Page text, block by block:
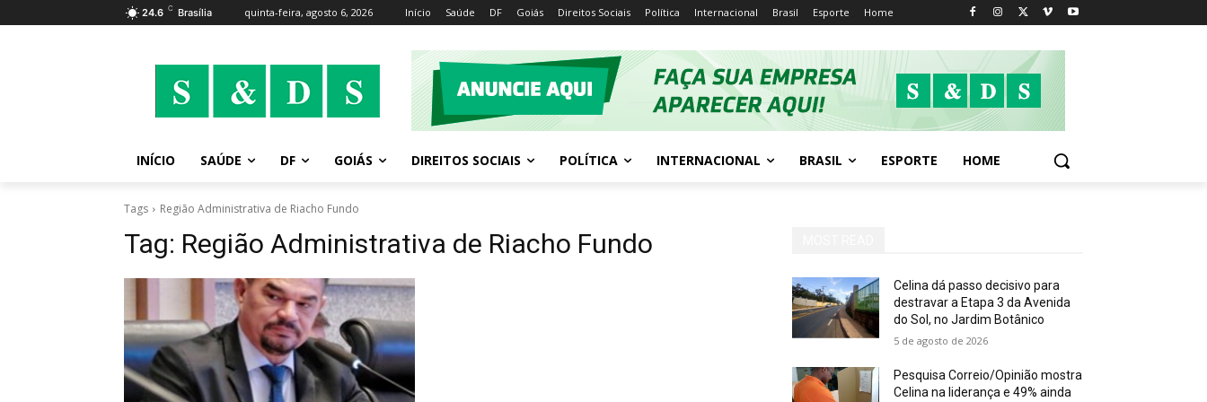
24.6 C Brasília quinta-feira, agosto 6, 2026 Início Saúde DF Goiás Direitos Sociais Política Internacional Brasil Esporte Home
INÍCIO SAÚDE DF GOIÁS DIREITOS SOCIAIS POLÍTICA INTERNACIONAL BRASIL ESPORTE HOME
Tags Região Administrativa de Riacho Fundo
Tag: Região Administrativa de Riacho Fundo
Celina dá passo decisivo para
destravar a Etapa 3 da Avenida
do Sol, no Jardim Botânico
5 de agosto de 2026
Pesquisa Correio/Opinião mostra
Celina na liderança e 49% ainda